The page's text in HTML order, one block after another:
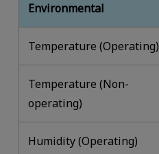
Environmental
Temperature (Operating)
Temperature (Non-
operating)
Humidity (Operating)